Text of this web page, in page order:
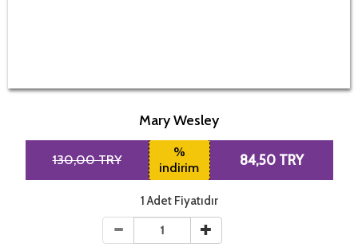
Mary Wesley
130,00 TRY
%
indirim
84,50 TRY
1 Adet Fiyatıdır